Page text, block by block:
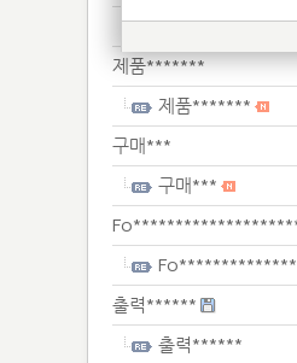
출력******
제품*******
제품*******
구매***
구매***
출력******
출력******